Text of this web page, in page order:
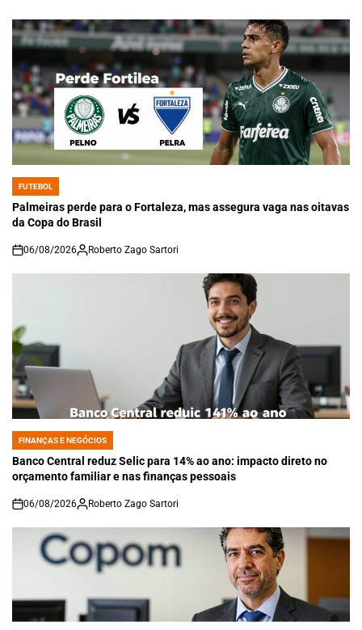
POSTED
IN
FUTEBOL
Palmeiras perde para o Fortaleza, mas assegura vaga nas oitavas
da Copa do Brasil
on
06/08/2026 Roberto Zago Sartori
POSTED
IN
FINANÇAS E NEGÓCIOS
Banco Central reduz Selic para 14% ao ano: impacto direto no
orçamento familiar e nas finanças pessoais
on
06/08/2026 Roberto Zago Sartori